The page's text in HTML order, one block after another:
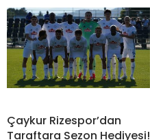
Çaykur Rizespor’dan
Taraftara Sezon Hediyesi!